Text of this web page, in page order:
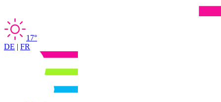
17°
DE | FR